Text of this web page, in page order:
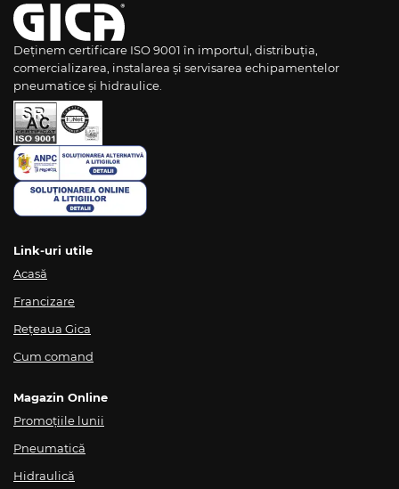
Deținem certificare ISO 9001 în importul, distribuția,
comercializarea, instalarea și servisarea echipamentelor
pneumatice și hidraulice.
Link-uri utile
Acasă
Francizare
Rețeaua Gica
Cum comand
Magazin Online
Promoțiile lunii
Pneumatică
Hidraulică